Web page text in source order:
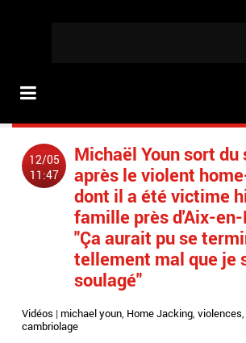
12/05
11:47
Michaël Youn sort du
après le violent
dont il a été victime
famille près d'Aix-
"Ça aurait pu se
tellement mal que je
soulagé"
Vidéos |michael youn, Home Jacking,violences
cambriolage